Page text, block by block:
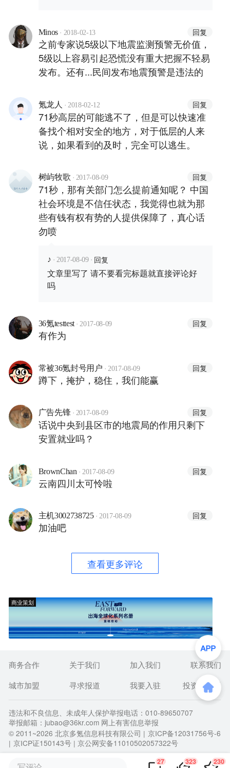
Minos · 2018-02-13 回复
之前专家说5级以下地震监测预警无价值，
5级以上容易引起恐慌没有重大把握不轻易
发布。还有...民间发布地震预警是违法的
氪龙人 · 2018-02-12 回复
71秒高层的可能逃不了，但是可以快速准
备找个相对安全的地方，对于低层的人来
说，如果看到的及时，完全可以逃生。
树屿牧歌 · 2017-08-09 回复
71秒，那有关部门怎么提前通知呢？ 中国
社会环境是不信任状态，我觉得也就为那
些有钱有权有势的人提供保障了，真心话
勿喷
♪ · 2017-08-09 · 回复
文章里写了 请不要看完标题就直接评论好
吗
36氪testtest · 2017-08-09 回复
有作为
常被36氪封号用户 · 2017-08-09 回复
蹲下，掩护，稳住，我们能赢
广告先锋 · 2017-08-09 回复
话说中央到县区市的地震局的作用只剩下
安置就业吗？
BrownChan · 2017-08-09 回复
云南四川太可怜啦
主机3002738725 · 2017-08-09 回复
加油吧
查看更多评论
商业策划
27 323 230
商务合作 关于我们 加入我们
联系我们
城市加盟
寻求报道 我要入驻 投资者关系
违法和不良信息、未成年人保护举报电话：010-89650707
举报邮箱：jubao@36kr.com 网上有害信息举报
© 2011~2026 北京多氪信息科技有限公司 | 京ICP备12031756号-6
| 京ICP证150143号 | 京公网安备11010502057322号